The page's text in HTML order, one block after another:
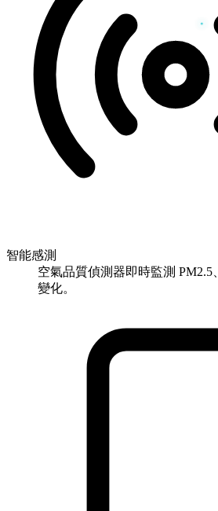
智能感測
空氣品質偵測器即時監測 PM2.5
變化。